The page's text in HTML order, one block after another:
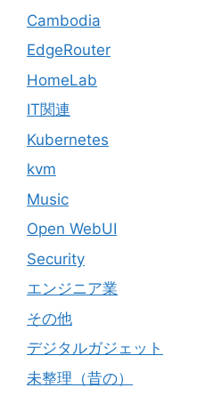
Cambodia
EdgeRouter
HomeLab
IT関連
Kubernetes
kvm
Music
Open WebUI
Security
エンジニア業
その他
デジタルガジェット
未整理（昔の）